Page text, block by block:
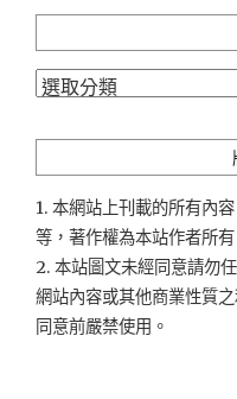
分
1. 本網站上刊載的所有內
等，著作權為本站作者所有
2. 本站圖文未經同意請勿
網站內容或其他商業性質
同意前嚴禁使用。